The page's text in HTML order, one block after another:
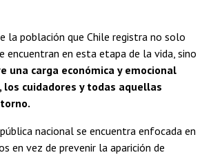
la población que Chile registra no solo
encuentran en esta etapa de la vida, sino
una carga económica y emocional
cuidadores y todas aquellas
nacional se encuentra enfocada en
en vez de prevenir la aparición de